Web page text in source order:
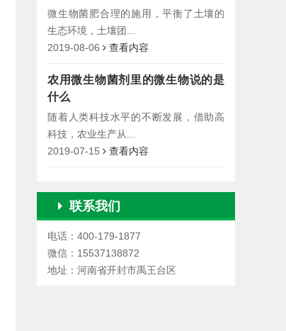
微生物菌肥合理的施用，平衡了土壤的
生态环境，土壤团...
2019-08-06
查看内容
农用微生物菌剂里的微生物说的是
什么
随着人类科技水平的不断发展，借助高
科技，农业生产从...
2019-07-15
查看内容
联系我们
电话：400-179-1877
微信：15537138872
地址：河南省开封市禹王台区